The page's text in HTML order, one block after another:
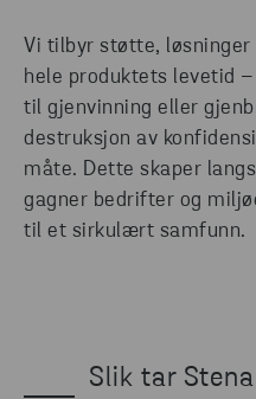
Vi tilbyr støtte, løsninger
hele produktets levetid
til gjenvinning eller
destruksjon av
måte. Dette skaper
gagner bedrifter og
til et sirkulært samfunn.
Slik tar